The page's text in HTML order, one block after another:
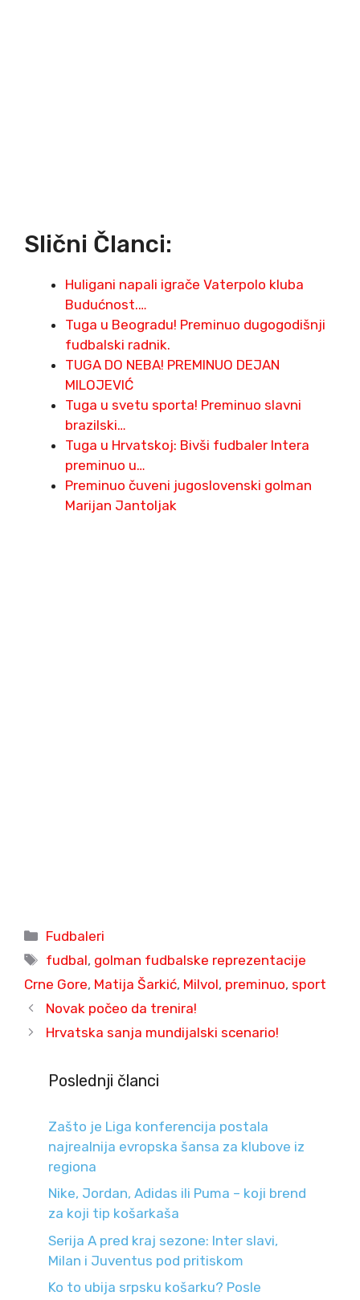
Slični Članci:
Huligani napali igrače Vaterpolo kluba
Budućnost.…
Tuga u Beogradu! Preminuo dugogodišnji
fudbalski radnik.
TUGA DO NEBA! PREMINUO DEJAN
MILOJEVIĆ
Tuga u svetu sporta! Preminuo slavni
brazilski…
Tuga u Hrvatskoj: Bivši fudbaler Intera
preminuo u…
Preminuo čuveni jugoslovenski golman
Marijan Jantoljak
Categories
Fudbaleri
Tags
fudbal, golman fudbalske reprezentacije
Crne Gore, Matija Šarkić, Milvol, preminuo, sport
Novak počeo da trenira!
Hrvatska sanja mundijalski scenario!
Poslednji članci
Zašto je Liga konferencija postala
najrealnija evropska šansa za klubove iz
regiona
Nike, Jordan, Adidas ili Puma – koji brend
za koji tip košarkaša
Serija A pred kraj sezone: Inter slavi,
Milan i Juventus pod pritiskom
Ko to ubija srpsku košarku? Posle